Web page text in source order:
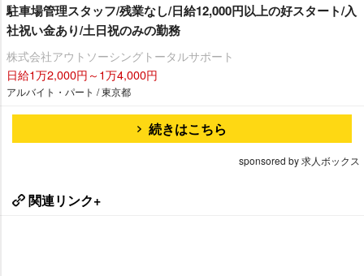
駐車場管理スタッフ/残業なし/日給12,000円以上の好スタート/入
社祝い金あり/土日祝のみの勤務
株式会社アウトソーシングトータルサポート
日給1万2,000円～1万4,000円
アルバイト・パート / 東京都
続きはこちら
sponsored by 求人ボックス
関連リンク+